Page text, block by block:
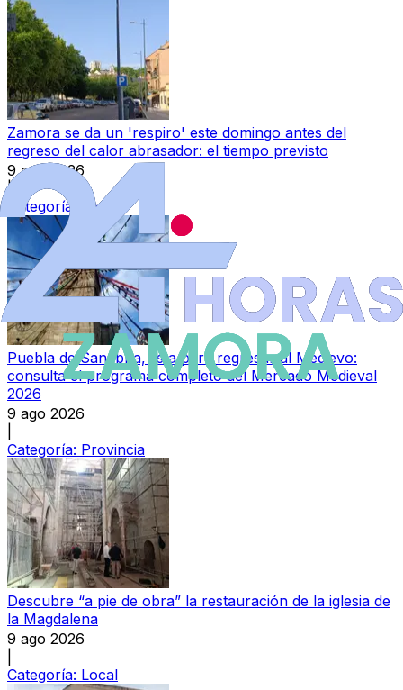
Zamora se da un 'respiro' este domingo antes del
regreso del calor abrasador: el tiempo previsto
9 ago 2026
|
Categoría:
Local
Puebla de Sanabria, lista para regresar al Medievo:
consulta el programa completo del Mercado Medieval
2026
9 ago 2026
Categoría: Provincia
Descubre “a pie de obra” la restauración de la iglesia de
la Magdalena
9 ago 2026
Categoría: Local